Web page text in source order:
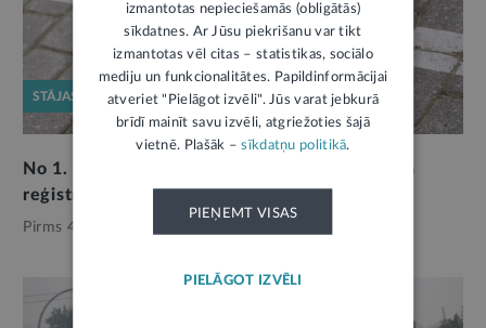
STĀJAS SPĒKĀ
No 1. maija pašgājējiem velosipēdiem obligāta
reģistrācija un OCTA
Pirms 4 mēnešiem,
izmantotas nepieciešamās (obligātās)
sīkdatnes. Ar Jūsu piekrišanu var tikt
izmantotas vēl citas – statistikas, sociālo
mediju un funkcionalitātes. Papildinformācijai
atveriet "Pielāgot izvēli". Jūs varat jebkurā
brīdī mainīt savu izvēli, atgriežoties šajā
vietnē. Plašāk –sīkdatņu politikā.
PIEŅEMT VISAS
PIELĀGOT IZVĒLI